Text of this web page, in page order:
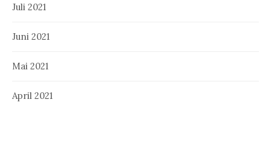
Juli 2021
Juni 2021
Mai 2021
April 2021